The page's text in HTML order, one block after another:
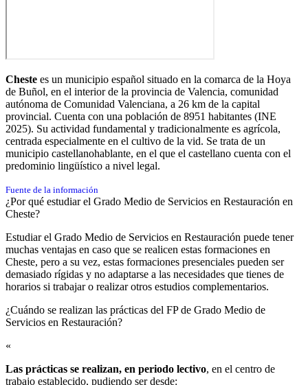
Cheste es un municipio español situado en la comarca de la Hoya
de Buñol, en el interior de la provincia de Valencia, comunidad
autónoma de Comunidad Valenciana, a 26 km de la capital
provincial. Cuenta con una población de 8951 habitantes (INE
2025). Su actividad fundamental y tradicionalmente es agrícola,
centrada especialmente en el cultivo de la vid. Se trata de un
municipio castellanohablante, en el que el castellano cuenta con el
predominio lingüístico a nivel legal.
Fuente de la información
¿Por qué estudiar el Grado Medio de Servicios en Restauración en
Cheste?
Estudiar el Grado Medio de Servicios en Restauración puede tener
muchas ventajas en caso que se realicen estas formaciones en
Cheste, pero a su vez, estas formaciones presenciales pueden ser
demasiado rígidas y no adaptarse a las necesidades que tienes de
horarios si trabajar o realizar otros estudios complementarios.
¿Cuándo se realizan las prácticas del FP de Grado Medio de
Servicios en Restauración?​
«
Las prácticas se realizan, en periodo lectivo, en el centro de
trabajo establecido, pudiendo ser desde: